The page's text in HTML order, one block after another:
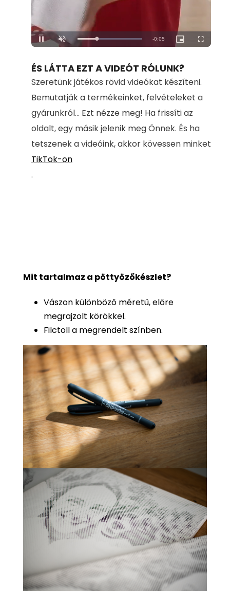
Unmute Loaded:
100.00%
ÉS LÁTTA EZT A VIDEÓT RÓLUNK?
Szeretünk játékos rövid videókat készíteni.
Bemutatják a termékeinket, felvételeket a
gyárunkról... Ezt nézze meg! Ha frissíti az
oldalt, egy másik jelenik meg Önnek. És ha
tetszenek a videóink, akkor kövessen minket
TikTok-on
.
Mit tartalmaz a pöttyözőkészlet?
Vászon különböző méretű, előre
megrajzolt körökkel.
Filctoll a megrendelt színben.